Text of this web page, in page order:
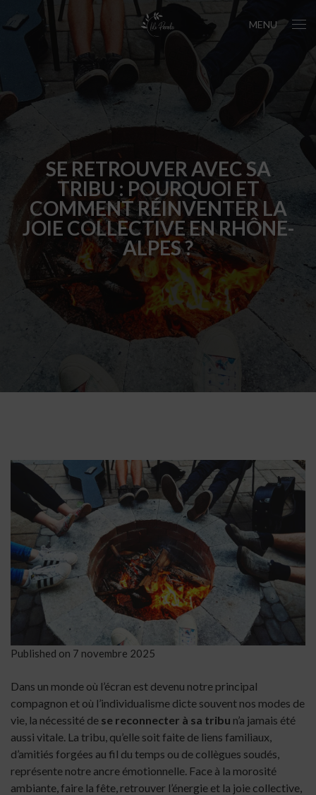
MENU
SE RETROUVER AVEC SA
TRIBU : POURQUOI ET
COMMENT RÉINVENTER LA
JOIE COLLECTIVE EN RHÔNE-
ALPES ?
Published on 7 novembre 2025
Dans un monde où l’écran est devenu notre principal
compagnon et où l’individualisme dicte souvent nos modes de
vie, la nécessité de se reconnecter à sa tribu n’a jamais été
aussi vitale. La tribu, qu’elle soit faite de liens familiaux,
d’amitiés forgées au fil du temps ou de collègues soudés,
représente notre ancre émotionnelle. Face à la morosité
ambiante, faire la fête, retrouver l’énergie et la joie collective,